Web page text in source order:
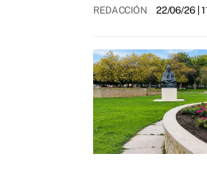
REDACCIÓN 22/06/26|